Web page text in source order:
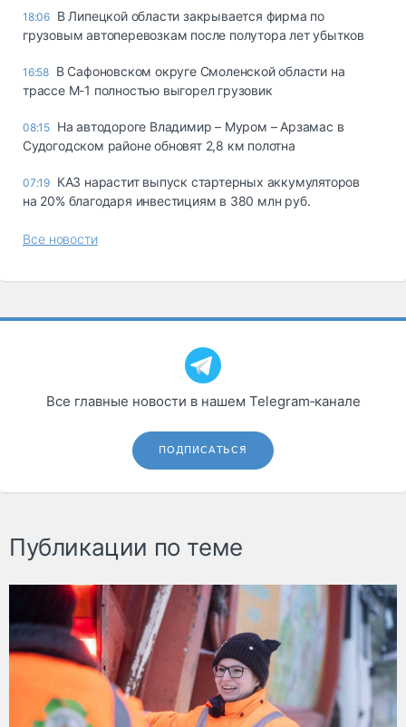
18:06 В Липецкой области закрывается фирма по
грузовым автоперевозкам после полутора лет убытков
16:58 В Сафоновском округе Смоленской области на
трассе М-1 полностью выгорел грузовик
08:15 На автодороге Владимир – Муром – Арзамас в
Судогодском районе обновят 2,8 км полотна
07:19 КАЗ нарастит выпуск стартерных аккумуляторов
на 20% благодаря инвестициям в 380 млн руб.
Все новости
Все главные новости в нашем Telegram‑канале
ПОДПИСАТЬСЯ
Публикации по теме